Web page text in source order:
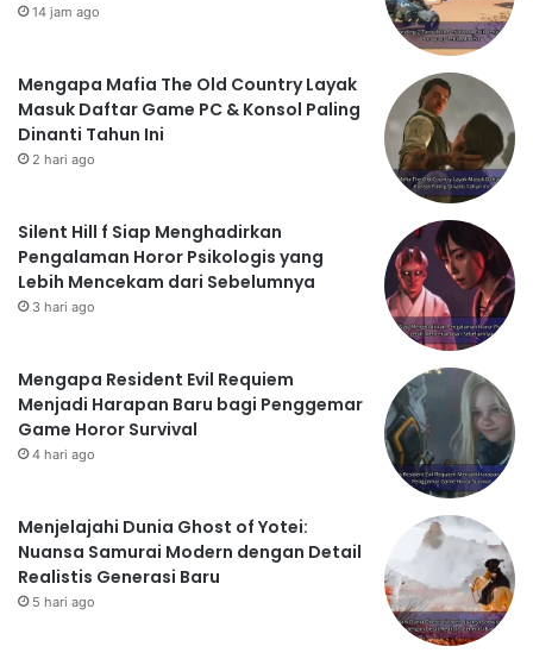
14 jam ago
Mengapa Mafia The Old Country Layak
Masuk Daftar Game PC & Konsol Paling
Dinanti Tahun Ini
2 hari ago
Silent Hill f Siap Menghadirkan
Pengalaman Horor Psikologis yang
Lebih Mencekam dari Sebelumnya
3 hari ago
Mengapa Resident Evil Requiem
Menjadi Harapan Baru bagi Penggemar
Game Horor Survival
4 hari ago
Menjelajahi Dunia Ghost of Yotei:
Nuansa Samurai Modern dengan Detail
Realistis Generasi Baru
5 hari ago